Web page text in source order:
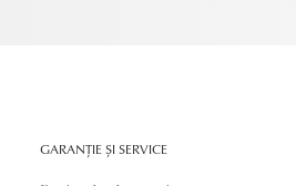
GARANȚIE ȘI SERVICE